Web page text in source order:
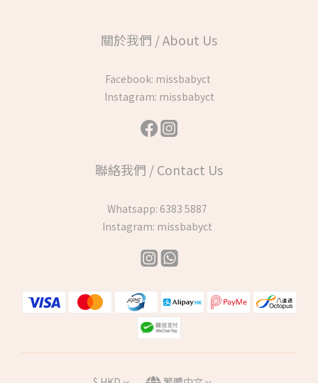
關於我們 / About Us
Facebook: missbabyct
Instagram: missbabyct
聯絡我們 / Contact Us
Whatsapp: 6383 5887
Instagram: missbabyct